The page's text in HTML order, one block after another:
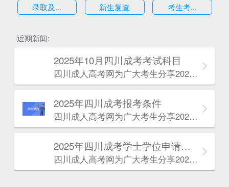
录取及...
新生复查 考生考...
近期新闻:
2025年10月四川成考考试科目
四川成人高考网​为广大考生分享2025年10月四川成考考试科目。为广大在职人员和社会人士提供学历提升的机会。更多四川成考考试信息，欢迎在线访问四川成人高考网。
2025年‌‌‌‌四川成考报考条件
四川成人高考网​为广大考生分享2025年‌‌‌‌四川成考报考条件。为广大在职人员和社会人士提供学历提升的机会。更多四川成考考试信息，欢迎在线访问四川成人高考网。
2025年‌‌‌‌四川成考学士学位申请条件
四川成人高考网​为广大考生分享2025年‌‌‌‌四川成考学士学位申请条件。为广大在职人员和社会人士提供学历提升的机会。更多四川成考考试信息，欢迎在线访问四川成人高考网。